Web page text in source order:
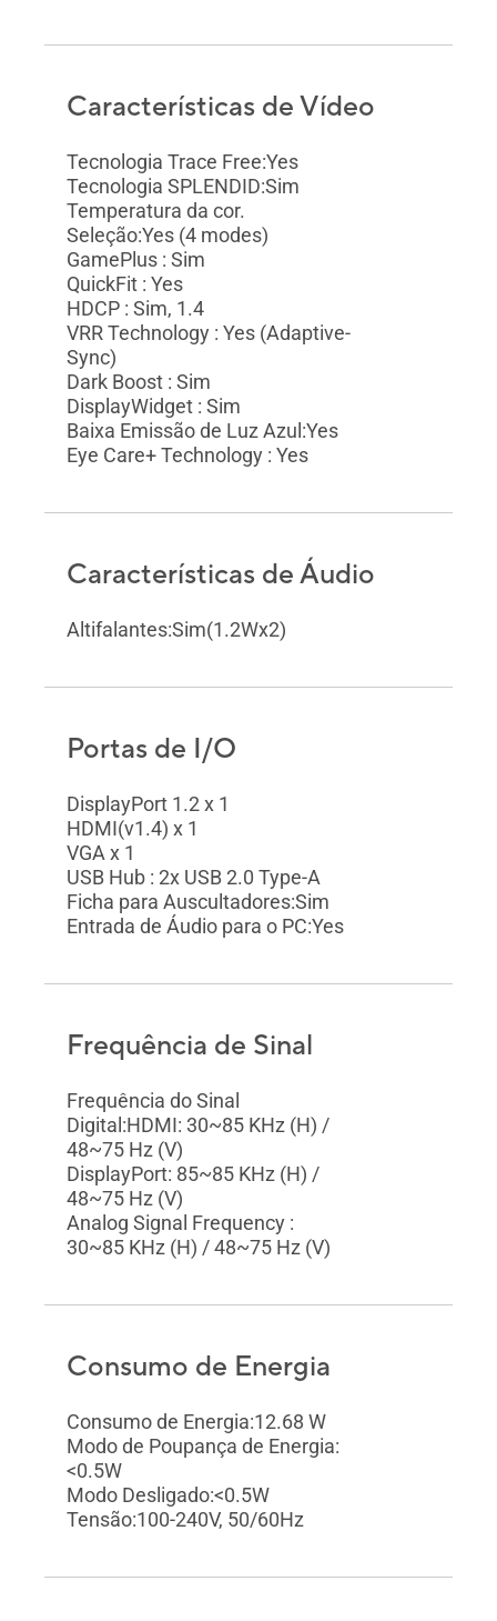
Características de Vídeo
Tecnologia Trace Free:Yes
Tecnologia SPLENDID:Sim
Temperatura da cor.
Seleção:Yes (4 modes)
GamePlus : Sim
QuickFit : Yes
HDCP : Sim, 1.4
VRR Technology : Yes (Adaptive-
Sync)
Dark Boost : Sim
DisplayWidget : Sim
Baixa Emissão de Luz Azul:Yes
Eye Care+ Technology : Yes
Características de Áudio
Altifalantes:Sim(1.2Wx2)
Portas de I/O
DisplayPort 1.2 x 1
HDMI(v1.4) x 1
VGA x 1
USB Hub : 2x USB 2.0 Type-A
Ficha para Auscultadores:Sim
Entrada de Áudio para o PC:Yes
Frequência de Sinal
Frequência do Sinal
Digital:HDMI: 30~85 KHz (H) /
48~75 Hz (V)
DisplayPort: 85~85 KHz (H) /
48~75 Hz (V)
Analog Signal Frequency :
30~85 KHz (H) / 48~75 Hz (V)
Consumo de Energia
Consumo de Energia:12.68 W
Modo de Poupança de Energia:
<0.5W
Modo Desligado:<0.5W
Tensão:100-240V, 50/60Hz